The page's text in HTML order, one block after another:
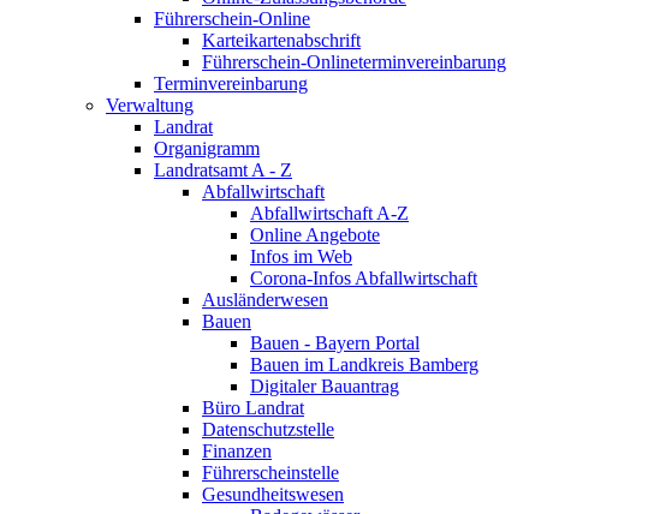
Führerschein-Online
Karteikartenabschrift
Führerschein-Onlineterminvereinbarung
Terminvereinbarung
Verwaltung
Landrat
Organigramm
Landratsamt A - Z
Abfallwirtschaft
Abfallwirtschaft A-Z
Online Angebote
Infos im Web
Corona-Infos Abfallwirtschaft
Ausländerwesen
Bauen
Bauen - Bayern Portal
Bauen im Landkreis Bamberg
Digitaler Bauantrag
Büro Landrat
Datenschutzstelle
Finanzen
Führerscheinstelle
Gesundheitswesen